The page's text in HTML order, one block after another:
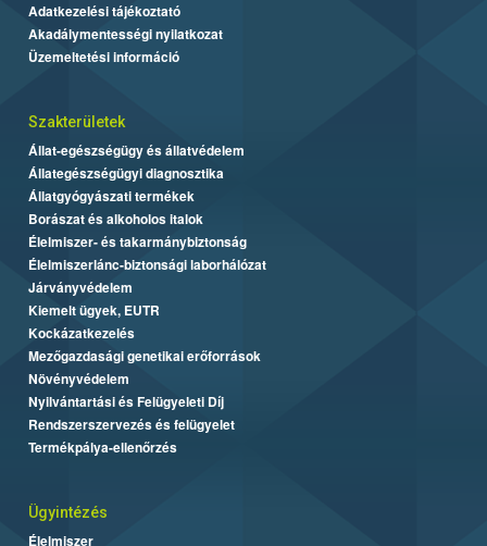
Adatkezelési tájékoztató
Akadálymentességi nyilatkozat
Üzemeltetési információ
Szakterületek
Állat-egészségügy és állatvédelem
Állategészségügyi diagnosztika
Állatgyógyászati termékek
Borászat és alkoholos italok
Élelmiszer- és takarmánybiztonság
Élelmiszerlánc-biztonsági laborhálózat
Járványvédelem
Kiemelt ügyek, EUTR
Kockázatkezelés
Mezőgazdasági genetikai erőforrások
Növényvédelem
Nyilvántartási és Felügyeleti Díj
Rendszerszervezés és felügyelet
Termékpálya-ellenőrzés
Ügyintézés
Élelmiszer